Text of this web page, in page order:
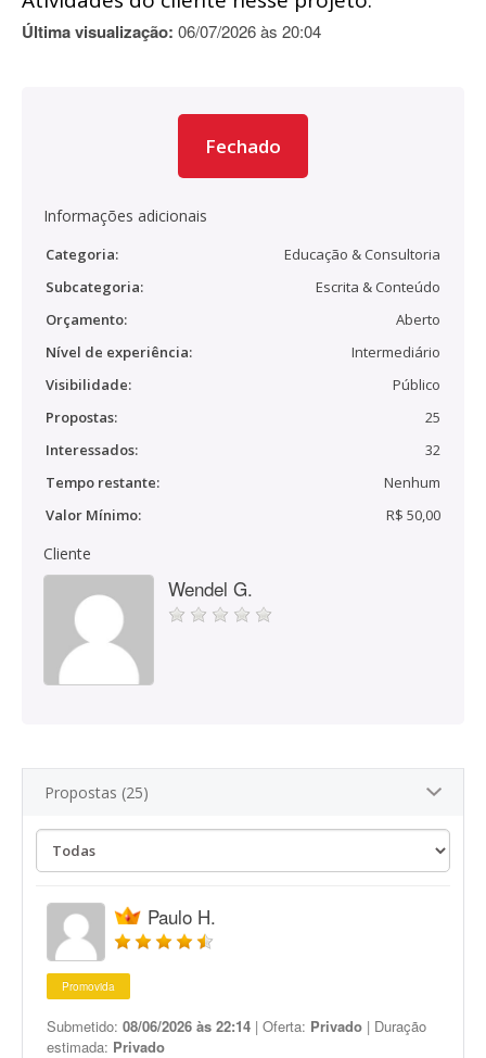
Última visualização: 06/07/2026 às 20:04
Fechado
Informações adicionais
Categoria:
Educação & Consultoria
Subcategoria:
Escrita & Conteúdo
Orçamento:
Aberto
Nível de experiência:
Intermediário
Visibilidade:
Público
Propostas:
25
Interessados:
32
Tempo restante:
Nenhum
Valor Mínimo:
R$ 50,00
Cliente
Wendel G.
Propostas (25)
Paulo H.
Promovida
Submetido: 08/06/2026 às 22:14 | Oferta: Privado | Duração
estimada: Privado